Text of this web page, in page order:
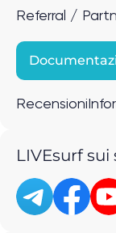
Referral /
Recensioni
LIVEsurf